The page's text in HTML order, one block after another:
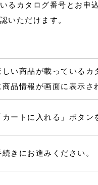
るカタログ番号とお申
いただけます。
い商品が載っているカ
品情報が画面に表示さ
ートに入れる」ボタン
きにお進みください。